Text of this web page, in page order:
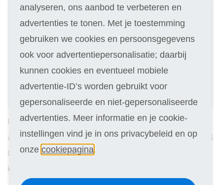
Inschrijven voor een cursus bij Laudius is nu wel héél
aantrekkelijk. Je krijgt namelijk een tweede cursus GRATIS
bij je inschrijving! Voor jezelf, een familielid, vriend of
kennis. Kijk hier voor de
analyseren, ons aanbod te verbeteren en
advertenties te tonen. Met je toestemming
gebruiken we cookies en persoonsgegevens
ook voor advertentiepersonalisatie; daarbij
kunnen cookies en eventueel mobiele
advertentie-ID’s worden gebruikt voor
gepersonaliseerde en niet-gepersonaliseerde
advertenties. Meer informatie en je cookie-
instellingen vind je in ons privacybeleid en op
onze cookiepagina.